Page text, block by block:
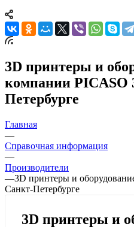
3D принтеры и
компании PICASO
Петербурге
Главная
—
Справочная информация
—
Производители
—3D принтеры и
Санкт-Петербурге
3D принтеры и